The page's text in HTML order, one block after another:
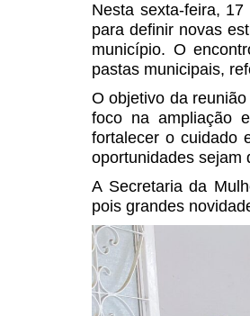
Nesta sexta-feira,
para definir novas
município. O
pastas municipais,
O objetivo da
foco na ampliação
fortalecer o cuidado
oportunidades sejam
A Secretaria da
pois grandes